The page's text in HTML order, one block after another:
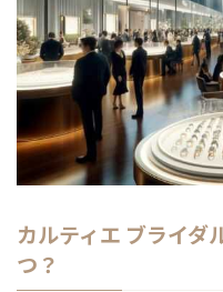
カルティエ ブライダ
つ？